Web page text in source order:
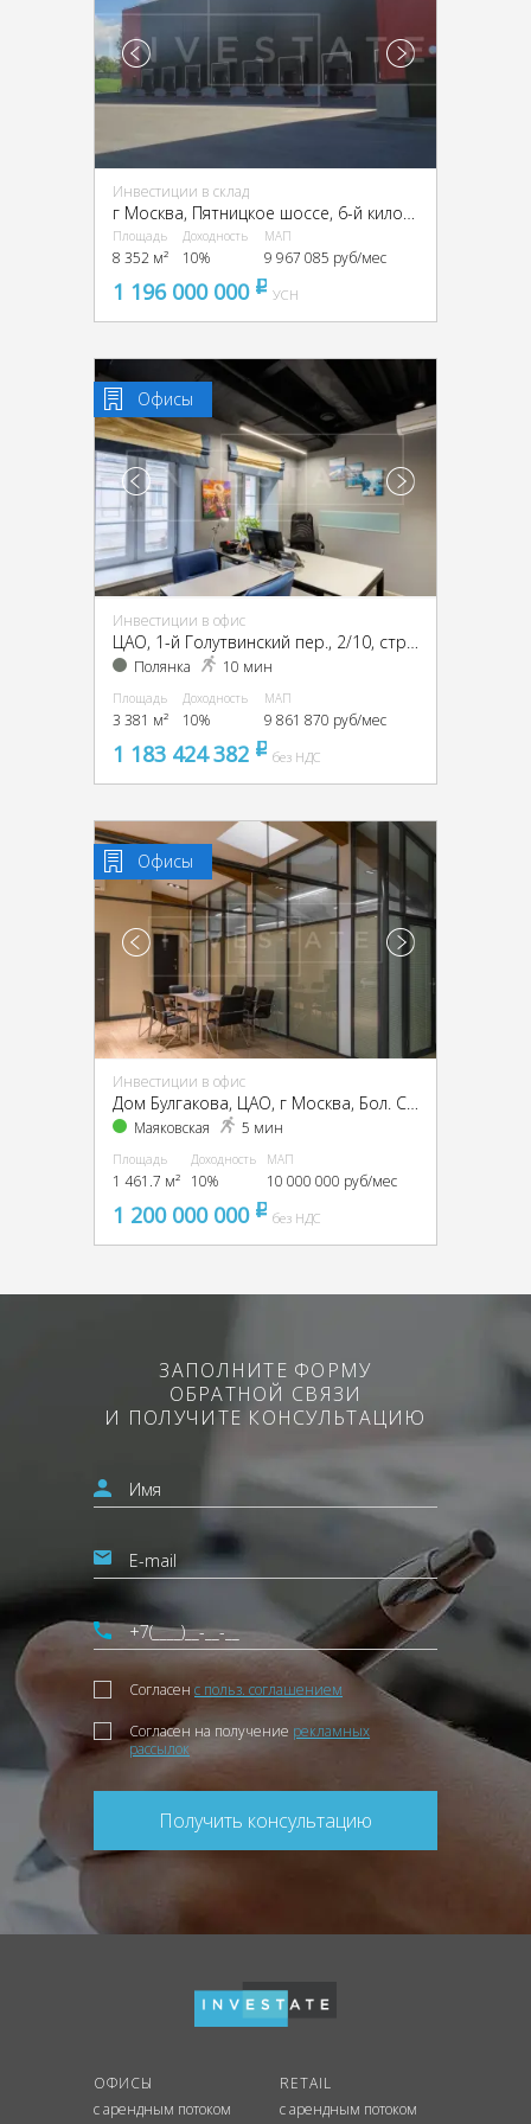
Инвестиции в склад
г Москва, Пятницкое шоссе, 6-й километр, г Москва, Пятницкое ш., 6
Площадь
8 352 м²
Доходность
10%
МАП
9 967 085 руб/мес
1 196 000 000 pуб
УСН
Офисы
Инвестиции в офис
Полянка 10 мин
Площадь
3 381 м²
Доходность
10%
МАП
9 861 870 руб/мес
1 183 424 382 pуббез НДС
Офисы
Инвестиции в офис
Дом Булгакова, ЦАО, г Москва, Бол. Садовая ул., 10
Маяковская 5 мин
Площадь
1 461.7 м²
Доходность
10%
МАП
10 000 000 руб/мес
1 200 000 000 pуббез НДС
ЗАПОЛНИТЕ ФОРМУ
ОБРАТНОЙ СВЯЗИ
И ПОЛУЧИТЕ КОНСУЛЬТАЦИЮ
Согласен с польз. соглашением
Согласен на получение рекламных
рассылок
Получить консультацию
ОФИСЫ
с арендным потоком
RETAIL
с арендным потоком